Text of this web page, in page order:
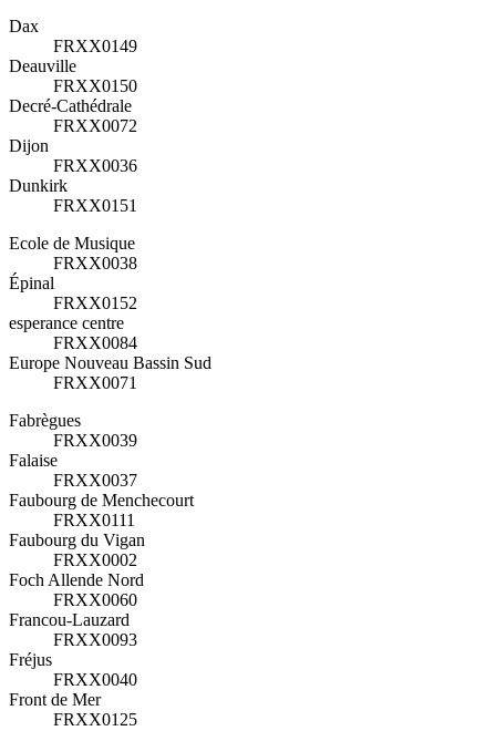
Dax
FRXX0149
Deauville
FRXX0150
Decré-Cathédrale
FRXX0072
Dijon
FRXX0036
Dunkirk
FRXX0151
Ecole de Musique
FRXX0038
Épinal
FRXX0152
esperance centre
FRXX0084
Europe Nouveau Bassin Sud
FRXX0071
Fabrègues
FRXX0039
Falaise
FRXX0037
Faubourg de Menchecourt
FRXX0111
Faubourg du Vigan
FRXX0002
Foch Allende Nord
FRXX0060
Francou-Lauzard
FRXX0093
Fréjus
FRXX0040
Front de Mer
FRXX0125